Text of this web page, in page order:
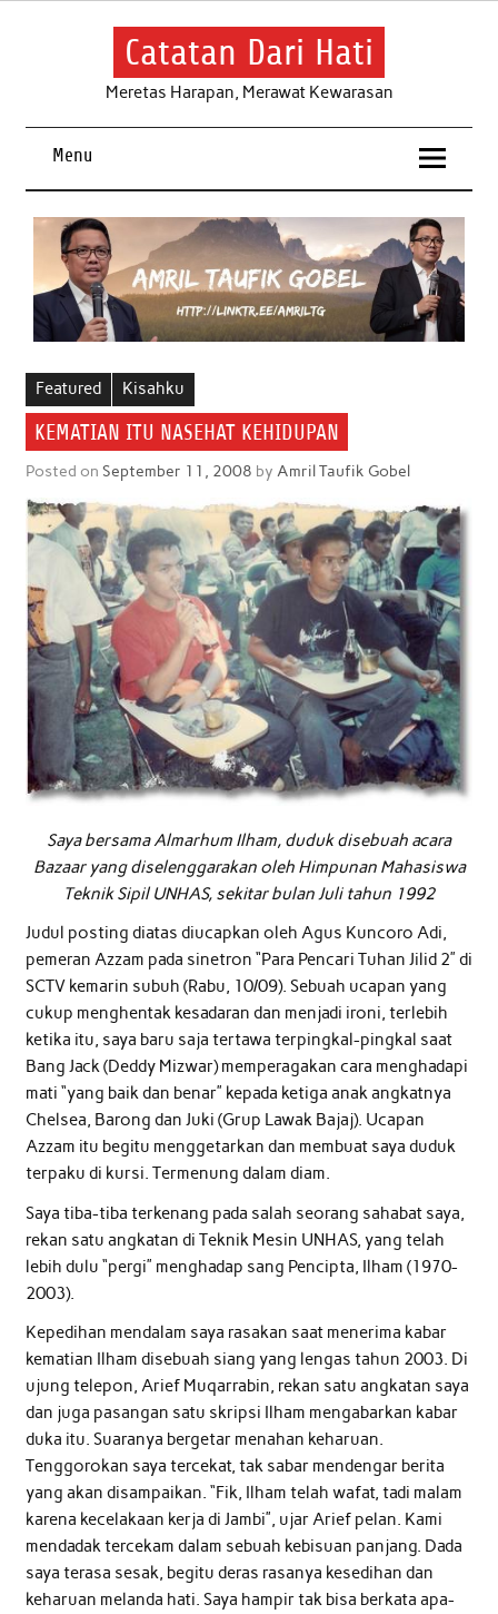
Skip
Catatan Dari Hati
Meretas Harapan, Merawat Kewarasan
Menu
Featured Kisahku
KEMATIAN ITU NASEHAT KEHIDUPAN
Posted on September 11, 2008 by Amril Taufik Gobel
Saya bersama Almarhum Ilham, duduk disebuah acara
Bazaar yang diselenggarakan oleh Himpunan Mahasiswa
Teknik Sipil UNHAS, sekitar bulan Juli tahun 1992
Judul posting diatas diucapkan oleh Agus Kuncoro Adi,
pemeran Azzam pada sinetron “Para Pencari Tuhan Jilid 2” di
SCTV kemarin subuh (Rabu, 10/09). Sebuah ucapan yang
cukup menghentak kesadaran dan menjadi ironi, terlebih
ketika itu, saya baru saja tertawa terpingkal-pingkal saat
Bang Jack (Deddy Mizwar) memperagakan cara menghadapi
mati “yang baik dan benar” kepada ketiga anak angkatnya
Chelsea, Barong dan Juki (Grup Lawak Bajaj). Ucapan
Azzam itu begitu menggetarkan dan membuat saya duduk
terpaku di kursi. Termenung dalam diam.
Saya tiba-tiba terkenang pada salah seorang sahabat saya,
rekan satu angkatan di Teknik Mesin UNHAS, yang telah
lebih dulu “pergi” menghadap sang Pencipta, Ilham (1970-
2003).
Kepedihan mendalam saya rasakan saat menerima kabar
kematian Ilham disebuah siang yang lengas tahun 2003. Di
ujung telepon, Arief Muqarrabin, rekan satu angkatan saya
dan juga pasangan satu skripsi Ilham mengabarkan kabar
duka itu. Suaranya bergetar menahan keharuan.
Tenggorokan saya tercekat, tak sabar mendengar berita
yang akan disampaikan. “Fik, Ilham telah wafat, tadi malam
karena kecelakaan kerja di Jambi”, ujar Arief pelan. Kami
mendadak tercekam dalam sebuah kebisuan panjang. Dada
saya terasa sesak, begitu deras rasanya kesedihan dan
keharuan melanda hati. Saya hampir tak bisa berkata apa-